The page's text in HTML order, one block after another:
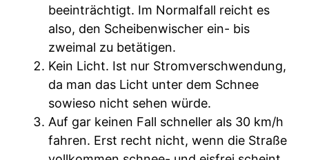
beeinträchtigt. Im Normalfall reicht es
also, den Scheibenwischer ein- bis
zweimal zu betätigen.
Kein Licht. Ist nur Stromverschwendung,
da man das Licht unter dem Schnee
sowieso nicht sehen würde.
Auf gar keinen Fall schneller als 30 km/h
fahren. Erst recht nicht, wenn die Straße